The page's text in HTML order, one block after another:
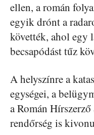
ellen, a román
egyik drónt a
követték, ahol egy
becsapódást tűz
A helyszínre a
egységei, a
a Román
rendőrség is